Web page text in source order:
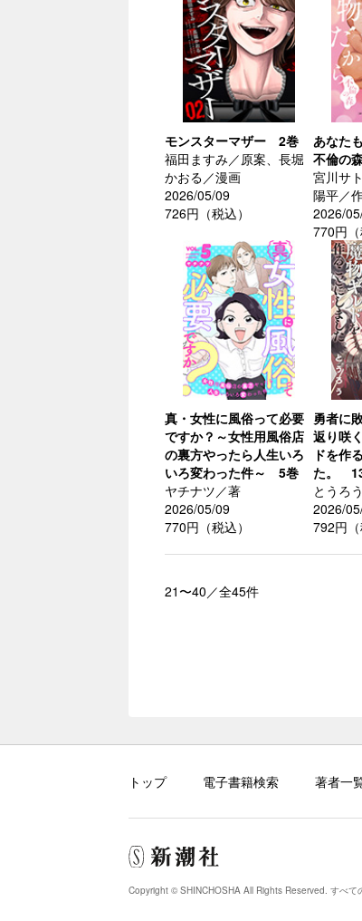
モンスターマザー 2巻
福田ますみ／原案、長堀
かおる／漫画
2026/05/09
726円（税込）
あなた
不倫の
宮川サ
陽平／
2026/
770円（
真・女性に風俗って必要
ですか？～女性用風俗店
の裏方やったら人生いろ
いろ変わった件～ 5巻
ヤチナツ／著
2026/05/09
770円（税込）
勇者に
返り咲
ドを作
た。
とうろ
2026/
792円（
21〜40／全45件
トップ 電子書籍検索 著者一
Copyright © SHINCHOSHA All Rights Reserved. すべて